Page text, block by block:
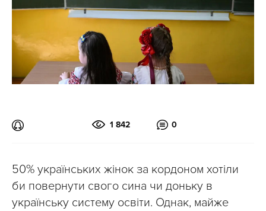
1 842 0
50% українських жінок за кордоном хотіли
би повернути свого сина чи доньку в
українську систему освіти. Однак, майже